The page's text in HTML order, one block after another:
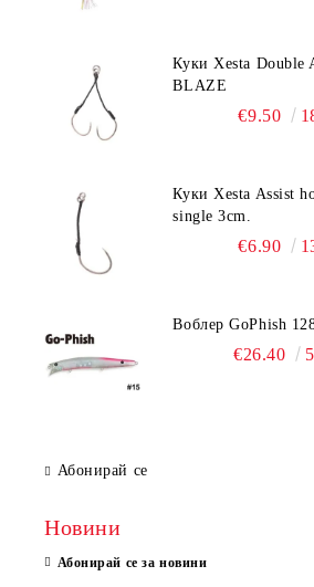
Куки Xesta Double
BLAZE
€9.50
Куки Xesta Assist
single 3cm.
€6.90
Воблер GoPhish
€26.40
Абонирай се
Новини
Абонирай се за новини